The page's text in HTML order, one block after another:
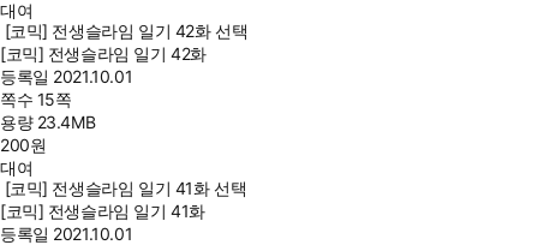
대여
[코믹] 전생슬라임 일기 42화 선택
[코믹] 전생슬라임 일기 42화
등록일 2021.10.01
쪽수 15쪽
용량 23.4MB
200원
대여
[코믹] 전생슬라임 일기 41화 선택
[코믹] 전생슬라임 일기 41화
등록일 2021.10.01